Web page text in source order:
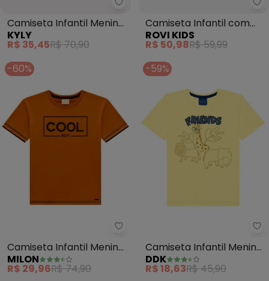
Kyly - Camiseta Infantil
Camiseta Infantil Menino
Estampa (Amarelo)
KYLY
R$ 35,45R$ 70,90
Camiseta Infantil com
Estampa (Amarelo)
ROVI KIDS
R$ 50,98R$ 59,99
-60%
Milon - Camiseta Infantil
Camiseta Infantil Menino
Estampa (Marrom)
MILON
R$ 29,96R$ 74,90
-59%
Camiseta Infantil Menino
(Amarelo)
DDK
R$ 18,63R$ 45,90